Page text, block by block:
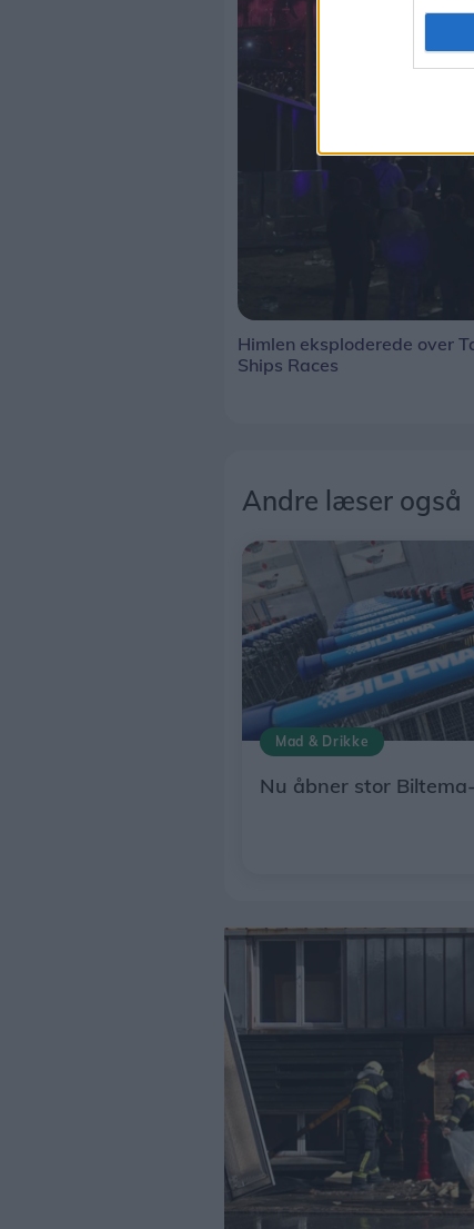
Himlen eksploderede over
Ships Races
Andre læser også
Mad & Drikke
Nu åbner stor